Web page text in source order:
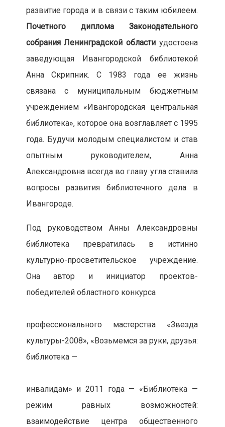
развитие города и в связи с таким юбилеем.
Почетного диплома Законодательного
собрания Ленинградской области удостоена
заведующая Ивангородской библиотекой
Анна Скрипник. С 1983 года ее жизнь
связана с муниципальным бюджетным
учреждением «Ивангородская центральная
библиотека», которое она возглавляет с 1995
года. Будучи молодым специалистом и став
опытным руководителем, Анна
Александровна всегда во главу угла ставила
вопросы развития библиотечного дела в
Ивангороде.
Под руководством Анны Александровны
библиотека превратилась в истинно
культурно-просветительское учреждение.
Она автор и инициатор проектов-
победителей областного конкурса
профессионального мастерства «Звезда
культуры-2008», «Возьмемся за руки, друзья:
библиотека —
инвалидам» и 2011 года — «Библиотека —
режим равных возможностей:
взаимодействие центра общественного